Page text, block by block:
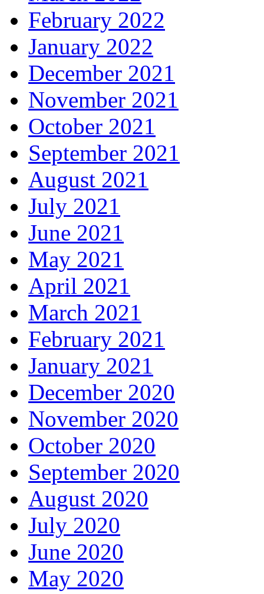
February 2022
January 2022
December 2021
November 2021
October 2021
September 2021
August 2021
July 2021
June 2021
May 2021
April 2021
March 2021
February 2021
January 2021
December 2020
November 2020
October 2020
September 2020
August 2020
July 2020
June 2020
May 2020